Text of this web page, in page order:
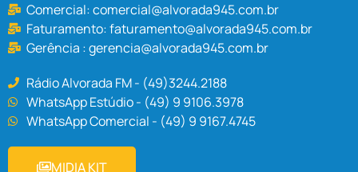
Comercial:comercial@alvorada945.com.br
Faturamento:faturamento@alvorada945.com.br
Gerência :gerencia@alvorada945.com.br
Rádio Alvorada FM - (49)3244.2188
WhatsApp Estúdio - (49) 9 9106.3978
WhatsApp Comercial - (49) 9 9167.4745
MIDIA KIT